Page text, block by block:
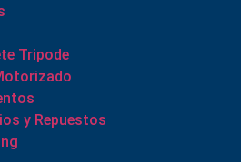
Tripode
y Repuestos